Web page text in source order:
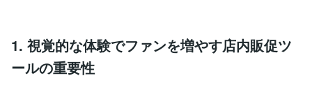
1. 視覚的な体験でファンを増やす店内販促ツ
ールの重要性